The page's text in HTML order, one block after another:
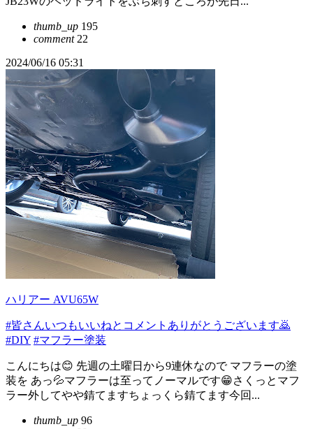
thumb_up 195
comment22
2024/06/16 05:31
ハリアー AVU65W
#皆さんいつもいいねとコメントありがとうございます🙇
#DIY #マフラー塗装
こんにちは😊 先週の土曜日から9連休なので マフラーの塗
装を あっ💦マフラーは至ってノーマルです😁さくっとマフ
ラー外してやや錆てますちょっくら錆てます今回...
thumb_up 96